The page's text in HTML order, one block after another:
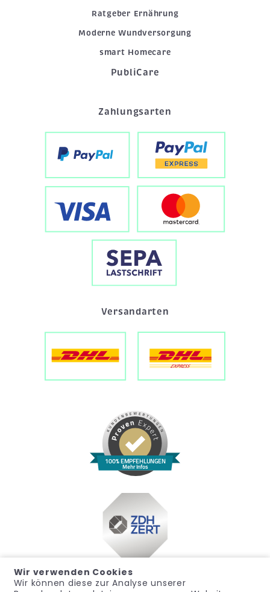
Ratgeber Ernährung
Moderne Wundversorgung
smart Homecare
PubliCare
Zahlungsarten
Versandarten
100% EMPFEHLUNGEN
Mehr Infos
Wir verwenden Cookies
Wir können diese zur Analyse unserer